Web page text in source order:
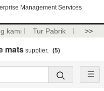
Management Services
kami Tur Pabrik >>
mats supplier. (5)